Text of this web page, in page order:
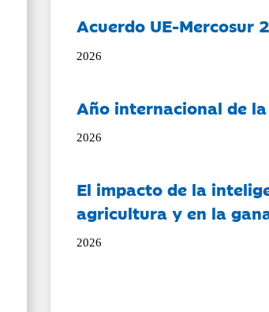
Acuerdo UE-Mercosur
2026
Año internacional de
2026
El impacto de la
agricultura y en la
2026